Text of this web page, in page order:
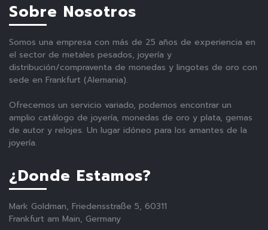
Sobre Nosotros
Somos una empresa con más de 25 años de experiencia en
el sector de metales pesados, joyería y
distribución/compraventa de monedas y lingotes de oro con
sede en Frankfurt (Alemania).
Ofrecemos un servicio variado, podemos encontrar un
amplio catálogo de joyería, monedas de oro y plata, gemas
de autor y relojes. Un lugar idóneo para los amantes de la
joyería.
¿Donde Estamos?
Mark Goldman, Friedensstraße 5, 60311
Frankfurt am Main, Germany